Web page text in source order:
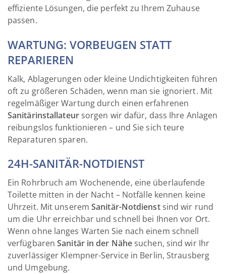
effiziente Lösungen, die perfekt zu Ihrem Zuhause
passen.
WARTUNG: VORBEUGEN STATT
REPARIEREN
Kalk, Ablagerungen oder kleine Undichtigkeiten führen
oft zu größeren Schäden, wenn man sie ignoriert. Mit
regelmäßiger Wartung durch einen erfahrenen
Sanitärinstallateursorgen wir dafür, dass Ihre Anlagen
reibungslos funktionieren – und Sie sich teure
Reparaturen sparen.
24H-SANITÄR-NOTDIENST
Ein Rohrbruch am Wochenende, eine überlaufende
Toilette mitten in der Nacht – Notfälle kennen keine
Uhrzeit. Mit unseremSanitär-Notdienstsind wir rund
um die Uhr erreichbar und schnell bei Ihnen vor Ort.
Wenn ohne langes Warten Sie nach einem schnell
verfügbarenSanitär in der Nähesuchen, sind wir Ihr
zuverlässiger Klempner-Service in Berlin, Strausberg
und Umgebung.